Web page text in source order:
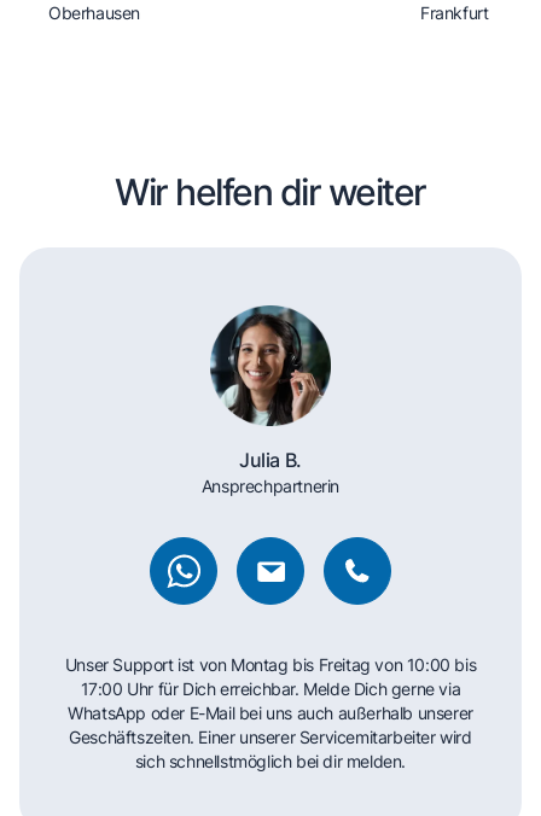
Oberhausen Frankfurt
Wir helfen dir weiter
Julia B.
Ansprechpartnerin
Unser Support ist von Montag bis Freitag von 10:00 bis
17:00 Uhr für Dich erreichbar. Melde Dich gerne via
WhatsApp oder E-Mail bei uns auch außerhalb unserer
Geschäftszeiten. Einer unserer Servicemitarbeiter wird
sich schnellstmöglich bei dir melden.